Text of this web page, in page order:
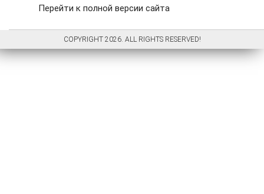
Перейти к полной версии сайта
COPYRIGHT 2026. ALL RIGHTS RESERVED!